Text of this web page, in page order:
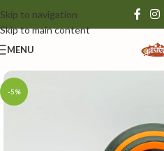
Skip to navigation
Skip to main content
MENU
-5%